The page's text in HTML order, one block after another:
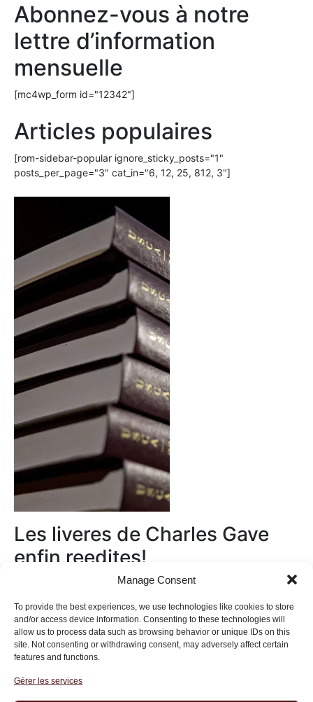
Manage Consent
To provide the best experiences, we use technologies like cookies to store
and/or access device information. Consenting to these technologies will
allow us to process data such as browsing behavior or unique IDs on this
site. Not consenting or withdrawing consent, may adversely affect certain
features and functions.
Gérer les services
Abonnez-vous à notre
lettre d’information
mensuelle
[mc4wp_form id="12342"]
Articles populaires
[rom-sidebar-popular ignore_sticky_posts="1"
posts_per_page="3" cat_in="6, 12, 25, 812, 3"]
Les liveres de Charles Gave
enfin reedites!
Institut des Libertés